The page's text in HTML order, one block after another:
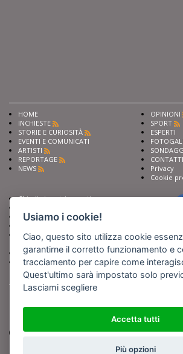
HOME
INCHIESTE
STORIE E CURIOSITÀ
EVENTI E COMUNICATI
ARTISTI
REPORTAGE
NEWS
OPINIONI
SPORT
ESPERTI
CONTATTI
Privacy
Cookie
Chiedi ai nostri esperti
Fai pubblicità con noi
Iscriviti al nostro corso di
giornalismo
Compra i nostri libri
Entra in Barinedita Map
Copyright BARIREPORT s.a.s. All rights reserved -
logo di Barinedita sono state commissionate da
detiene i Diritti d'Autore e sono state prodotte
(tranne che non vi sia uno specifico anno di scatto
Usiamo i cookie!
Ciao, questo sito utilizza cookie
garantirne il corretto funzionamento e
tracciamento per capire come
Quest'ultimo sarà impostato solo
Lasciami scegliere
Accetta tutti
Più opzioni